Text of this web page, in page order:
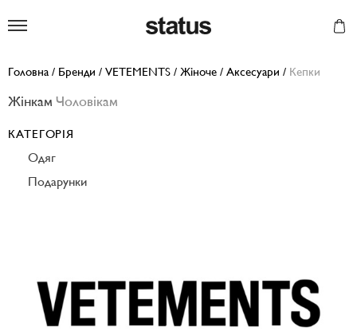
Головна / Бренди / VETEMENTS / Жіноче / Аксесуари / Кепки
Жінкам Чоловікам
КАТЕГОРІЯ
Одяг
Подарунки